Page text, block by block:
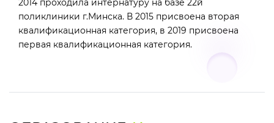
2014 проходила интернатуру на базе 22й
поликлиники г.Минска. В 2015 присвоена вторая
квалификационная категория, в 2019 присвоена
первая квалификационная категория.